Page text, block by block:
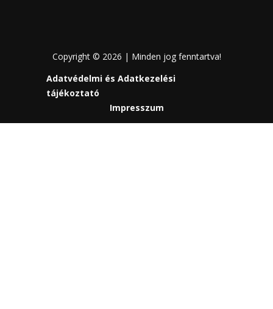
Copyright © 2026 | Minden jog fenntartva!
Adatvédelmi és Adatkezelési
tájékoztató
Impresszum